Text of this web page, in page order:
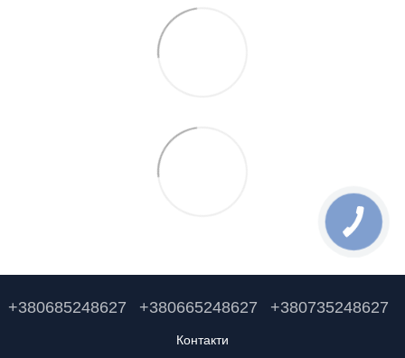
+380685248627 +380665248627 +380735248627
Контакти